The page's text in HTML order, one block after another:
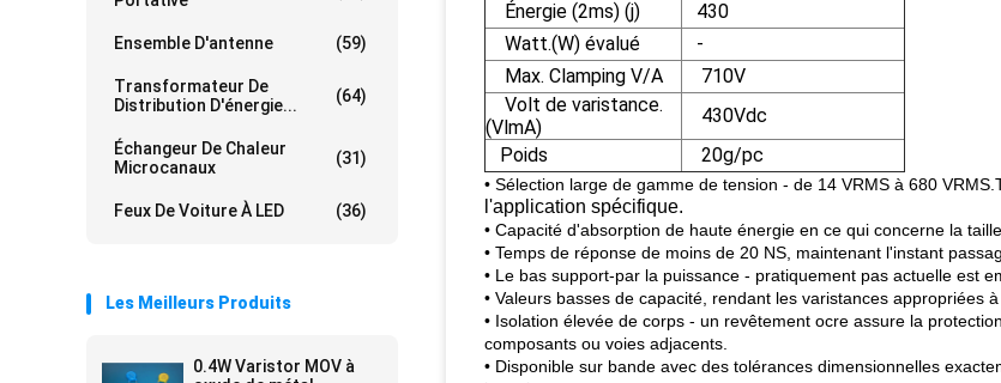
Ensemble D'antenne (59)
Transformateur De
Distribution D'énergie...
(64)
Échangeur De Chaleur
Microcanaux
(31)
Feux De Voiture À LED (36)
Les Meilleurs Produits
0.4W Varistor MOV à
Énergie (2ms) (j)
430
Watt.(W) évalué
-
Max. Clamping V/A
710V
Volt de varistance.
(VlmA)
430Vdc
Poids
20g/pc
• Sélection large de gamme de tension - de 14 VRMS à 680
l'application spécifique.
• Capacité d'absorption de haute énergie en ce qui concerne la
• Temps de réponse de moins de 20 NS, maintenant l'instant
• Le bas support-par la puissance - pratiquement pas actuelle est
• Valeurs basses de capacité, rendant les varistances appropriées
• Isolation élevée de corps - un revêtement ocre assure la
composants ou voies adjacents.
• Disponible sur bande avec des tolérances dimensionnelles